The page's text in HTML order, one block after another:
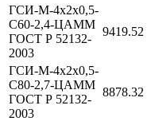
ГСИ-М-4х2х0,5-
С60-2,4-ЦАММ
ГОСТ Р 52132-
2003
9419.52
ГСИ-М-4х2х0,5-
С80-2,7-ЦАММ
ГОСТ Р 52132-
2003
8878.32